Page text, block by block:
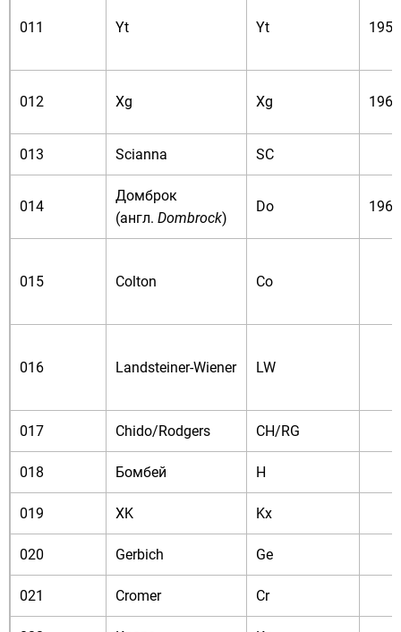
011 Yt Yt 1956
012 Xg Xg 1962
013 Scianna SC
014
Домброк
(англ. Dombrock)
Do 1965
015 Colton Co
016 Landsteiner-Wiener LW
017 Chido/Rodgers CH/RG
018 Бомбей H
019 XK Kx
020 Gerbich Ge
021 Cromer Cr